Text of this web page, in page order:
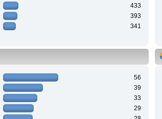
433
393
341
56
39
33
29